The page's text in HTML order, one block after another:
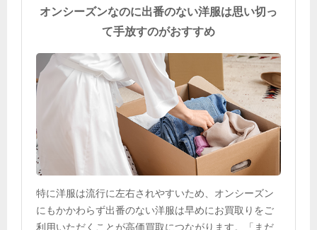
オンシーズンなのに出番のない洋服は思い切っ
て手放すのがおすすめ
特に洋服は流行に左右されやすいため、オンシーズン
にもかかわらず出番のない洋服は早めにお買取りをご
利用いただくことが高価買取につながります。「まだ